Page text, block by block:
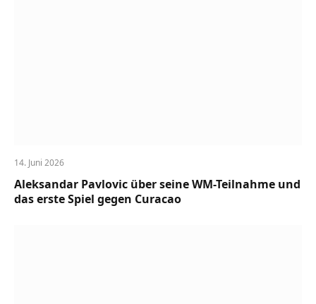
14. Juni 2026
Aleksandar Pavlovic über seine WM-Teilnahme und
das erste Spiel gegen Curacao